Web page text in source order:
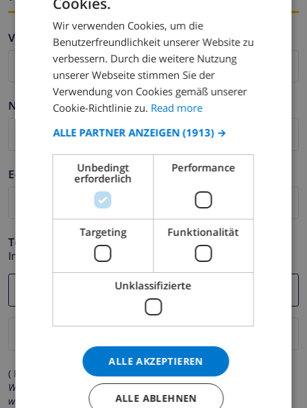
Vorname *
Nachname *
E-mail *
Telefonnummer *
Im Fall Ihre E-mail Adresse nicht korrekt funktioniert.
( Felder mit Sternchen (*) müssen ausgefüllt werden )
Wir respektieren Ihre Privatsphäre. Ihre persönlichen Daten
werden zu keiner Zeit an Dritte weitergegeben.
DUTCH
SPANISH
GERMAN
DANISH
NORWEGIAN
Wir verwenden Cookies, um die
Benutzerfreundlichkeit unserer Website zu
verbessern. Durch die weitere Nutzung
unserer Webseite stimmen Sie der
Verwendung von Cookies gemäß unserer
Cookie-Richtlinie zu. Read more
ALLE PARTNER ANZEIGEN (1913) →
Unbedingt
erforderlich
Performance
Targeting Funktionalität
Unklassifizierte
ALLE AKZEPTIEREN
ALLE ABLEHNEN